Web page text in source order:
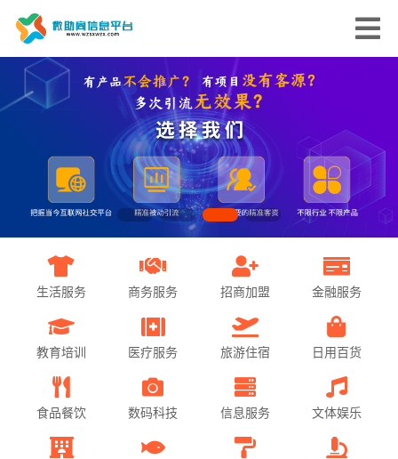
生活服务 商务服务 招商加盟 金融服务
教育培训 医疗服务 旅游住宿 日用百货
食品餐饮 数码科技 信息服务 文体娱乐